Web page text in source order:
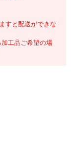
すと配送ができな
工品ご希望の場